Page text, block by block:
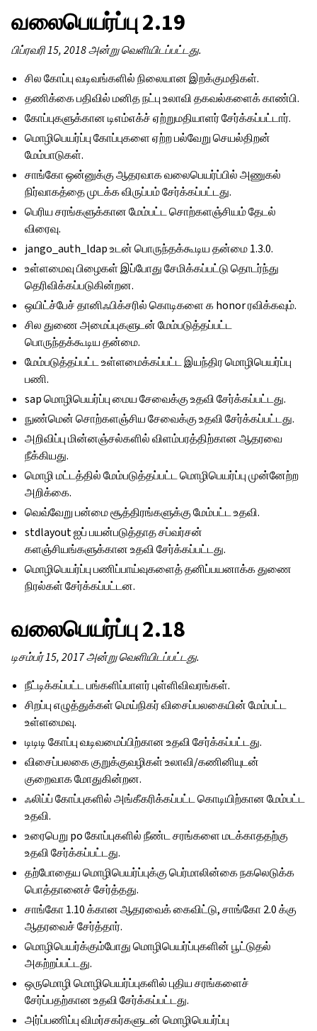
வலைபெயர்ப்பு 2.19
பிப்ரவரி 15, 2018 அன்று வெளியிடப்பட்டது.
சில கோப்பு வடிவங்களில் நிலையான இறக்குமதிகள்.
தணிக்கை பதிவில் மனித நட்பு உலாவி தகவல்களைக் காண்பி.
கோப்புகளுக்கான டிஎம்எக்ச் ஏற்றுமதியாளர் சேர்க்கப்பட்டார்.
மொழிபெயர்ப்பு கோப்புகளை ஏற்ற பல்வேறு செயல்திறன்
மேம்பாடுகள்.
சாங்கோ ஒன்னுக்கு ஆதரவாக வலைபெயர்ப்பில் அணுகல்
நிர்வாகத்தை முடக்க விருப்பம் சேர்க்கப்பட்டது.
பெரிய சரங்களுக்கான மேம்பட்ட சொற்களஞ்சியம் தேடல்
விரைவு.
jango_auth_ldap உடன் பொருந்தக்கூடிய தன்மை 1.3.0.
உள்ளமைவு பிழைகள் இப்போது சேமிக்கப்பட்டு தொடர்ந்து
தெரிவிக்கப்படுகின்றன.
ஒயிட்ச்பேச் தானிஃபிக்சரில் கொடிகளை க honor ரவிக்கவும்.
சில துணை அமைப்புகளுடன் மேம்படுத்தப்பட்ட
பொருந்தக்கூடிய தன்மை.
மேம்படுத்தப்பட்ட உள்ளமைக்கப்பட்ட இயந்திர மொழிபெயர்ப்பு
பணி.
sap மொழிபெயர்ப்பு மைய சேவைக்கு உதவி சேர்க்கப்பட்டது.
நுண்மென் சொற்களஞ்சிய சேவைக்கு உதவி சேர்க்கப்பட்டது.
அறிவிப்பு மின்னஞ்சல்களில் விளம்பரத்திற்கான ஆதரவை
நீக்கியது.
மொழி மட்டத்தில் மேம்படுத்தப்பட்ட மொழிபெயர்ப்பு முன்னேற்ற
அறிக்கை.
வெவ்வேறு பன்மை சூத்திரங்களுக்கு மேம்பட்ட உதவி.
stdlayout ஐப் பயன்படுத்தாத சப்வர்சன்
களஞ்சியங்களுக்கான உதவி சேர்க்கப்பட்டது.
மொழிபெயர்ப்பு பணிப்பாய்வுகளைத் தனிப்பயனாக்க துணை
நிரல்கள் சேர்க்கப்பட்டன.
வலைபெயர்ப்பு 2.18
டிசம்பர் 15, 2017 அன்று வெளியிடப்பட்டது.
நீட்டிக்கப்பட்ட பங்களிப்பாளர் புள்ளிவிவரங்கள்.
சிறப்பு எழுத்துக்கள் மெய்நிகர் விசைப்பலகையின் மேம்பட்ட
உள்ளமைவு.
டிடிடி கோப்பு வடிவமைப்பிற்கான உதவி சேர்க்கப்பட்டது.
விசைப்பலகை குறுக்குவழிகள் உலாவி/கணினியுடன்
குறைவாக மோதுகின்றன.
ஃலிப்ப் கோப்புகளில் அங்கீகரிக்கப்பட்ட கொடியிற்கான மேம்பட்ட
உதவி.
உரைபெறு po கோப்புகளில் நீண்ட சரங்களை மடக்காததற்கு
உதவி சேர்க்கப்பட்டது.
தற்போதைய மொழிபெயர்ப்புக்கு பெர்மாலின்கை நகலெடுக்க
பொத்தானைச் சேர்த்தது.
சாங்கோ 1.10 க்கான ஆதரவைக் கைவிட்டு, சாங்கோ 2.0 க்கு
ஆதரவைச் சேர்த்தார்.
மொழிபெயர்க்கும்போது மொழிபெயர்ப்புகளின் பூட்டுதல்
அகற்றப்பட்டது.
ஒருமொழி மொழிபெயர்ப்புகளில் புதிய சரங்களைச்
சேர்ப்பதற்கான உதவி சேர்க்கப்பட்டது.
அர்ப்பணிப்பு விமர்சகர்களுடன் மொழிபெயர்ப்பு